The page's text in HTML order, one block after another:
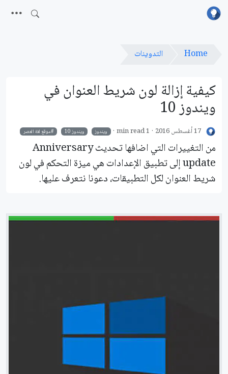
Home التدوينات
كيفية إزالة لون شريط العنوان في
ويندوز 10
17 أغسطس 2016 1 min read ويندوز ويندوز 10 موقع لغة العصر
من التغييرات التي اضافها تحديث Anniversary
update إلى تطبيق الإعدادات هي ميزة التحكم في لون
شريط العنوان لكل التطبيقات، دعونا نتعرف عليها.